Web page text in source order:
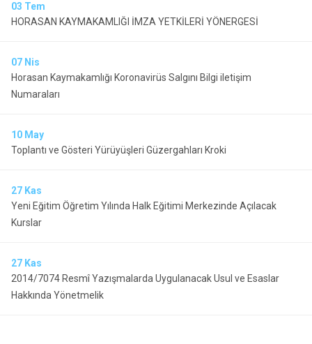
Karaçoban
Köprüköy
Narman
Yakutiye
03 Tem
HORASAN KAYMAKAMLIĞI İMZA YETKİLERİ YÖNERGESİ
07 Nis
Horasan Kaymakamlığı Koronavirüs Salgını Bilgi iletişim
Numaraları
10 May
Toplantı ve Gösteri Yürüyüşleri Güzergahları Kroki
27 Kas
Yeni Eğitim Öğretim Yılında Halk Eğitimi Merkezinde Açılacak
Kurslar
27 Kas
2014/7074 Resmî Yazışmalarda Uygulanacak Usul ve Esaslar
Hakkında Yönetmelik